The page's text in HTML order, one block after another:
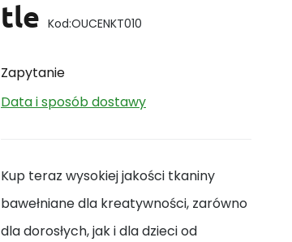
tle Kod:OUCENKT010
Zapytanie
Data i sposób dostawy
Kup teraz wysokiej jakości tkaniny
bawełniane dla kreatywności, zarówno
dla dorosłych, jak i dla dzieci od